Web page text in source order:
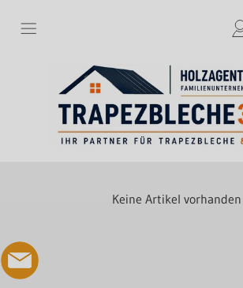
Keine Artikel vorhanden